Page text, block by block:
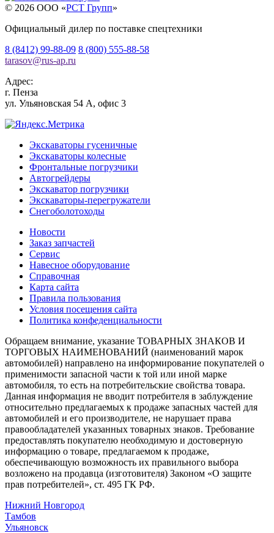
© 2026 OOO «РСТ Групп»
Официальный дилер по поставке спецтехники
8 (8412) 99-88-09 8 (800) 555-88-58
tarasov@rus-ap.ru
Адрес:
г. Пенза
ул. Ульяновская 54 А, офис 3
Экскаваторы гусеничные
Экскаваторы колесные
Фронтальные погрузчики
Автогрейдеры
Экскаватор погрузчики
Экскаваторы-перегружатели
Снегоболотоходы
Новости
Заказ запчастей
Сервис
Навесное оборудование
Справочная
Карта сайта
Правила пользования
Условия посещения сайта
Политика конфеденциальности
Обращаем внимание, указание ТОВАРНЫХ ЗНАКОВ И
ТОРГОВЫХ НАИМЕНОВАНИЙ (наименований марок
автомобилей) направлено на информирование покупателей о
применимости запасной части к той или иной марке
автомобиля, то есть на потребительские свойства товара.
Данная информация не вводит потребителя в заблуждение
относительно предлагаемых к продаже запасных частей для
автомобилей и его производителе, не нарушает права
правообладателей указанных товарных знаков. Требование
предоставлять покупателю необходимую и достоверную
информацию о товаре, предлагаемом к продаже,
обеспечивающую возможность их правильного выбора
возложено на продавца (изготовителя) Законом «О защите
прав потребителей», ст. 495 ГК РФ.
Нижний Новгород
Тамбов
Ульяновск